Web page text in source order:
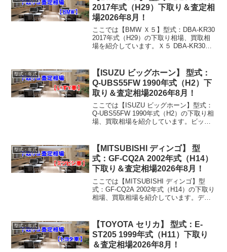
2017年式（H29）下取り＆査定相
場2026年8月！
ここでは【BMW Ｘ５】型式：DBA-KR30
2017年式（H29）の下取り相場、買取相
場を紹介しています。Ｘ５ DBA-KR30
取り相場：マイナス1万円...
型式・年式
【ISUZU ビッグホーン】 型式：
Q-UBS55FW 1990年式（H2）下
取り＆査定相場2026年8月！
ここでは【ISUZU ビッグホーン】型式：
Q-UBS55FW 1990年式（H2）の下取り相
場、買取相場を紹介しています。ビッグ
ス1万円～3万円買取り相場...
型式・年式
【MITSUBISHI ディンゴ】 型
式：GF-CQ2A 2002年式（H14）
下取り＆査定相場2026年8月！
ここでは【MITSUBISHI ディンゴ】型
式：GF-CQ2A 2002年式（H14）の下取り
相場、買取相場を紹介しています。ディ
円～2万円買取り相場：...
型式・年式
【TOYOTA セリカ】 型式：E-
ST205 1999年式（H11）下取り
＆査定相場2026年8月！